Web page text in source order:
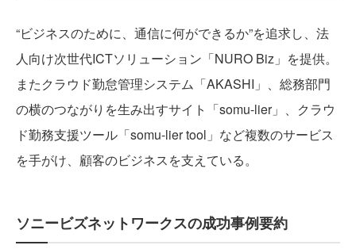
“ビジネスのために、通信に何ができるか”を追求し、法
人向け次世代ICTソリューション「NURO Biz」を提供。
またクラウド勤怠管理システム「AKASHI」、総務部門
の横のつながりを生み出すサイト「somu-lier」、クラウ
ド勤務支援ツール「somu-lier tool」など複数のサービス
を手がけ、顧客のビジネスを支えている。
ソニービズネットワークスの成功事例要約